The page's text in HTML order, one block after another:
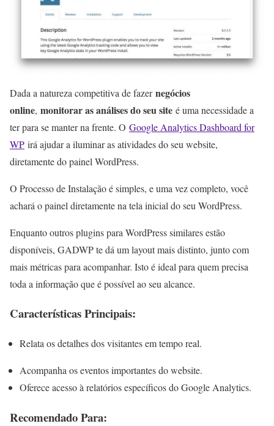
Dada a natureza competitiva de fazernegócios
online, monitorar as análises do seu site é uma necessidade a
ter para se manter na frente. O Google Analytics Dashboard for
WP irá ajudar a iluminar as atividades do seu website,
diretamente do painel WordPress.
O Processo de Instalação é simples, e uma vez completo, você
achará o painel diretamente na tela inicial do seu WordPress.
Enquanto outros plugins para WordPress similares estão
disponíveis, GADWP te dá um layout mais distinto, junto com
mais métricas para acompanhar. Isto é ideal para quem precisa
toda a informação que é possível ao seu alcance.
Características Principais:
Relata os detalhes dos visitantes em tempo real.
Acompanha os eventos importantes do website.
Oferece acesso à relatórios específicos do Google Analytics.
Recomendado Para: